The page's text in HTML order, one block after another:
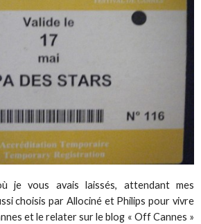
je vous avais laissés, attendant mes
choisis par Allociné et Philips pour vivre
et le relater sur le blog « Off Cannes »